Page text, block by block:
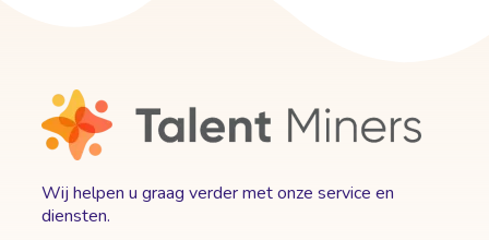
Wij helpen u graag verder met onze service en
diensten.